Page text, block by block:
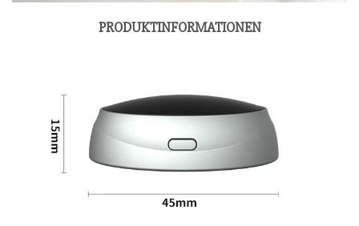
PRODUKTINFORMATIONEN